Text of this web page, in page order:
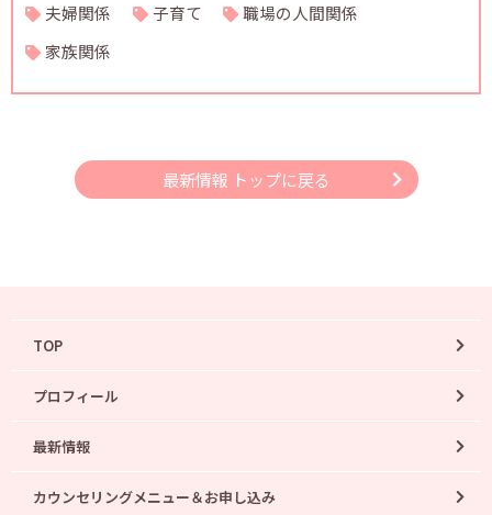
夫婦関係
子育て
職場の人間関係
家族関係
最新情報 トップに戻る
TOP
プロフィール
最新情報
カウンセリングメニュー＆お申し込み